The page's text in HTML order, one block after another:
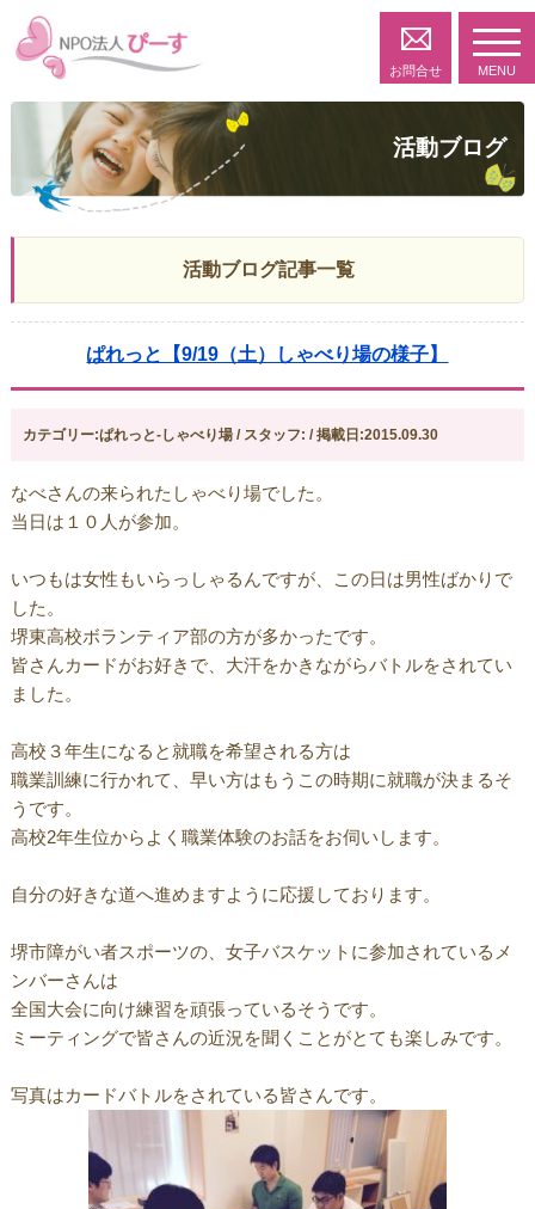
お問合せ MENU
活動ブログ
活動ブログ記事一覧
ぱれっと【9/19（土）しゃべり場の様子】
カテゴリー:ぱれっと-しゃべり場 / スタッフ: / 掲載日:2015.09.30
なべさんの来られたしゃべり場でした。
当日は１０人が参加。
いつもは女性もいらっしゃるんですが、この日は男性ばかりで
した。
堺東高校ボランティア部の方が多かったです。
皆さんカードがお好きで、大汗をかきながらバトルをされてい
ました。
高校３年生になると就職を希望される方は
職業訓練に行かれて、早い方はもうこの時期に就職が決まるそ
うです。
高校2年生位からよく職業体験のお話をお伺いします。
自分の好きな道へ進めますように応援しております。
堺市障がい者スポーツの、女子バスケットに参加されているメ
ンバーさんは
全国大会に向け練習を頑張っているそうです。
ミーティングで皆さんの近況を聞くことがとても楽しみです。
写真はカードバトルをされている皆さんです。